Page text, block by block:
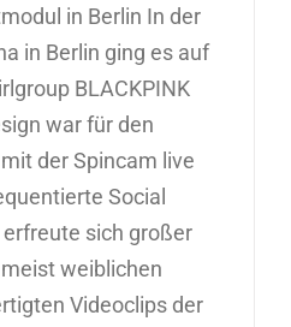
in Berlin In der
in Berlin ging es auf
BLACKPINK
war für den
der Spincam live
Social
sich großer
weiblichen
Videoclips der